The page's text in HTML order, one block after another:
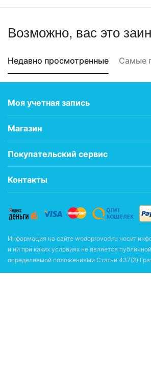
Возможно, вас это
Недавно просмотренные Самые
Моя учетная запись
Магазин
Покупательский сервис
Контакты
Информация на сайте wodoprovod.ru носит
и ни при каких условиях не является
определяемой положениями Статьи 437(2)